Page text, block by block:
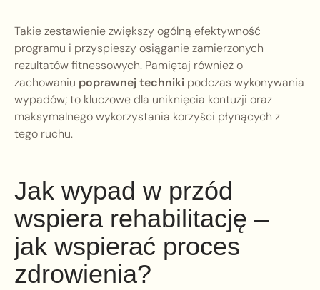
Takie zestawienie zwiększy ogólną efektywność
programu i przyspieszy osiąganie zamierzonych
rezultatów fitnessowych. Pamiętaj również o
zachowaniu poprawnej techniki podczas wykonywania
wypadów; to kluczowe dla uniknięcia kontuzji oraz
maksymalnego wykorzystania korzyści płynących z
tego ruchu.
Jak wypad w przód
wspiera rehabilitację –
jak wspierać proces
zdrowienia?